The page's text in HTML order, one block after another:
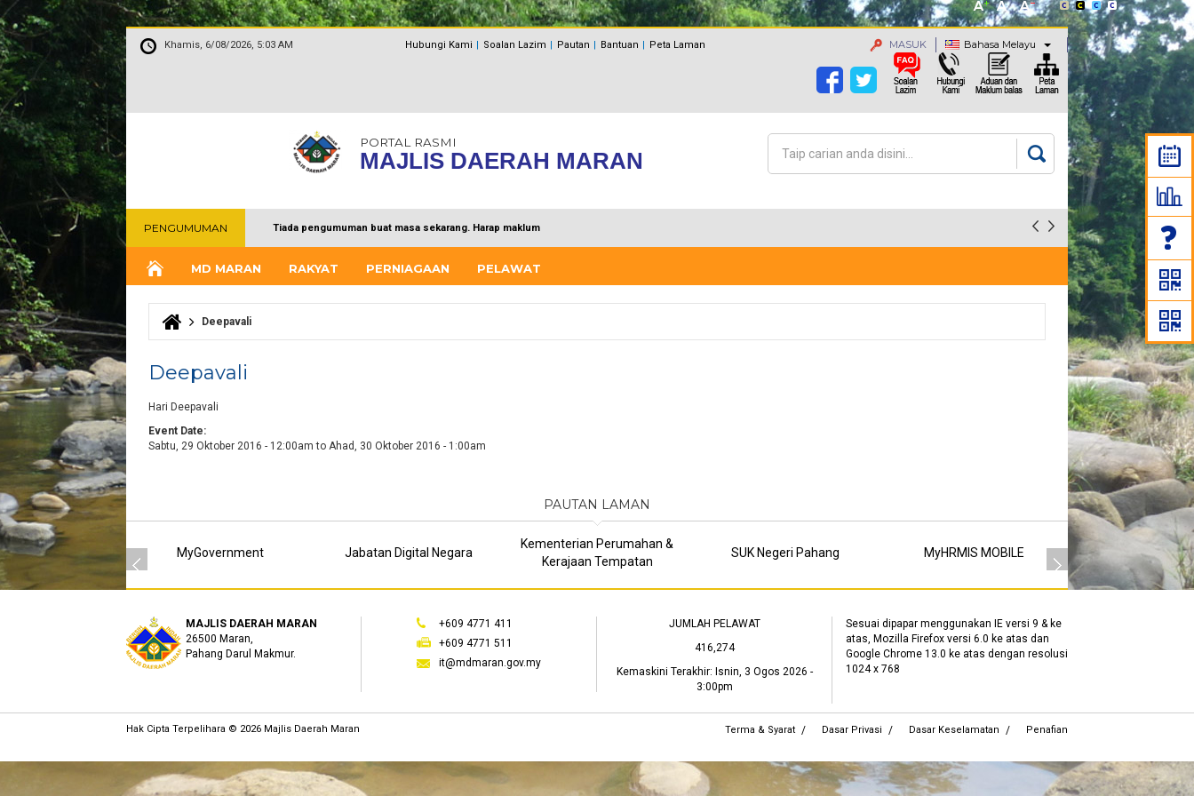
Khamis, 6/08/2026, 5:03 AM Hubungi Kami Soalan Lazim Pautan Bantuan Peta Laman MASUK Bahasa Melayu
PORTAL RASMI
MAJLIS DAERAH MARAN Borang carian
Carian
PENGUMUMAN Tiada pengumuman buat masa sekarang. Harap maklum
MD MARAN RAKYAT PERNIAGAAN PELAWAT
Anda di sini
Deepavali
Deepavali
Hari Deepavali
Event Date:
Sabtu, 29 Oktober 2016 - 12:00am to Ahad, 30 Oktober 2016 - 1:00am
PAUTAN LAMAN
MyGovernment Jabatan Digital Negara
Kementerian Perumahan &
Kerajaan Tempatan
SUK Negeri Pahang MyHRMIS MOBILE MSC
MAJLIS DAERAH MARAN
26500 Maran,
Pahang Darul Makmur.
+609 4771 411
+609 4771 511
it@mdmaran.gov.my
JUMLAH PELAWAT
416,274
Kemaskini Terakhir: Isnin, 3 Ogos 2026 -
3:00pm
Sesuai dipapar menggunakan IE versi 9 & ke
atas, Mozilla Firefox versi 6.0 ke atas dan
Google Chrome 13.0 ke atas dengan resolusi
1024 x 768
Hak Cipta Terpelihara © 2026 Majlis Daerah Maran Terma & Syarat Dasar Privasi Dasar Keselamatan Penafian